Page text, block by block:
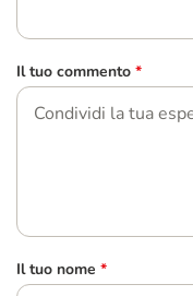
Il tuo commento *
Il tuo nome *